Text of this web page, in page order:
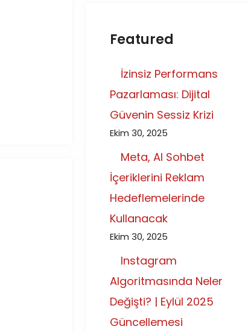
Featured
İzinsiz Performans
Pazarlaması: Dijital
Güvenin Sessiz Krizi
Ekim 30, 2025
Meta, AI Sohbet
İçeriklerini Reklam
Hedeflemelerinde
Kullanacak
Ekim 30, 2025
Instagram
Algoritmasında Neler
Değişti? | Eylül 2025
Güncellemesi